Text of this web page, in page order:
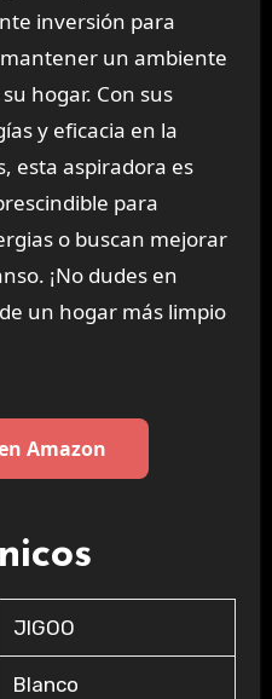
inversión para
un ambiente
hogar. Con sus
y eficacia en la
esta aspiradora es
para
o buscan mejorar
¡No dudes en
un hogar más limpio
Amazon
‎JIGOO
‎Blanco